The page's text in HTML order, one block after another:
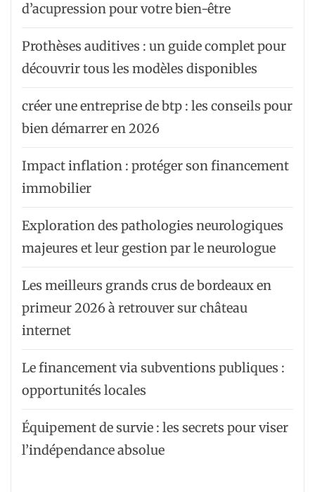
d’acupression pour votre bien-être
Prothèses auditives : un guide complet pour
découvrir tous les modèles disponibles
créer une entreprise de btp : les conseils pour
bien démarrer en 2026
Impact inflation : protéger son financement
immobilier
Exploration des pathologies neurologiques
majeures et leur gestion par le neurologue
Les meilleurs grands crus de bordeaux en
primeur 2026 à retrouver sur château
internet
Le financement via subventions publiques :
opportunités locales
Équipement de survie : les secrets pour viser
l’indépendance absolue